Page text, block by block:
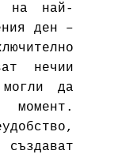
на най-
ден –
нечии
да
момент.